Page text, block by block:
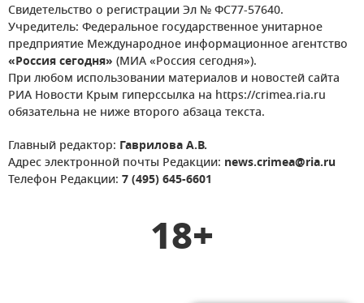
Свидетельство о регистрации Эл № ФС77-57640.
Учредитель: Федеральное государственное унитарное
предприятие Международное информационное агентство
«Россия сегодня» (МИА «Россия сегодня»).
При любом использовании материалов и новостей сайта
РИА Новости Крым гиперссылка на https://crimea.ria.ru
обязательна не ниже второго абзаца текста.
Главный редактор: Гаврилова А.В.
Адрес электронной почты Редакции: news.crimea@ria.ru
Телефон Редакции: 7 (495) 645-6601
18+